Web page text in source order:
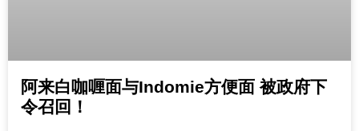
阿来白咖喱面与Indomie方便面 被政府下
令召回！